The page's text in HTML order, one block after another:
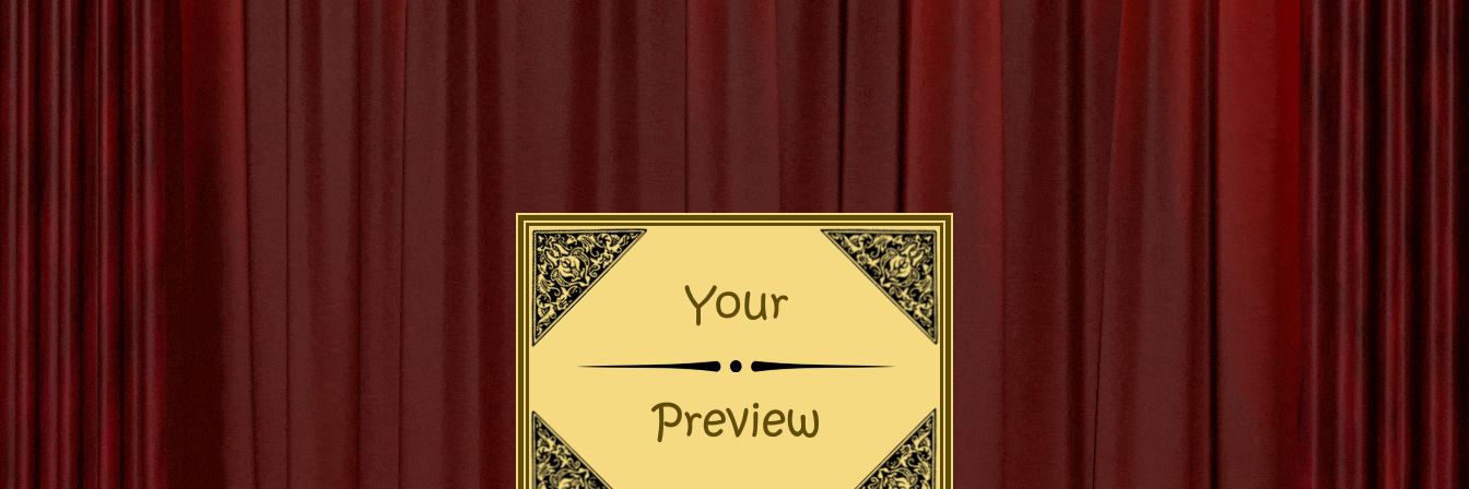
Prachtig Groot Abstract Schilderij: Een
Kunstzinnige Statement
De Schoonheid van Grote Abstracte Schilderijen
Abstracte kunst heeft de kracht om emoties op te roepen en de verbeelding te prikkelen. Grote abstracte
schilderijen nemen deze impact naar een hoger niveau door hun imposante aanwezigheid en expressieve vormen.
Een groot abstract schilderij kan een ruimte transformeren en een statement maken in elk interieur. De kleuren,
lijnen en texturen die op het doek worden vastgelegd, kunnen een diepe indruk achterlaten op de kijker en een
gevoel van verwondering oproepen.
Wat abstracte schilderijen zo fascinerend maakt, is de vrijheid van interpretatie die ze bieden. Elk individu kan zijn
eigen betekenis vinden in de abstracte vormen en patronen, waardoor elk kunstwerk een unieke ervaring wordt.
Of het nu gaat om bold kleurenpaletten of subtiele penseelstreken, grote abstracte schilderijen hebben de potentie
Het Proces van
Kunstwerk Maken
De Betoverende
Schoonheid van
de Kunst Appel
De Kunst van Andy
Warhol: Een Icoon
van de Pop Art
Beweging
De Evolutie van
Creativiteit: Het
Digitale Schilderij
in de Kunstwereld
De Kracht van
Geëngageerde
Kunst: Kunst met
een Missie